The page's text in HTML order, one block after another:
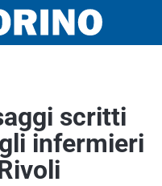
scritti
infermieri